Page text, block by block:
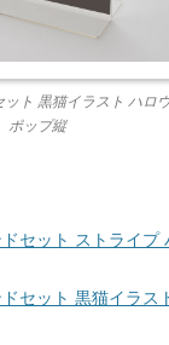
ット 黒猫イラスト ハロ
ポップ縦
ドセット ストライプ
ドセット 黒猫イラス